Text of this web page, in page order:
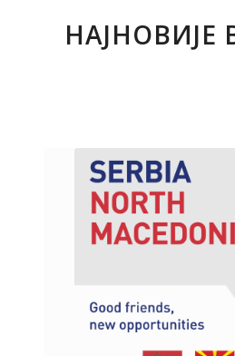
НАЈНОВИЈЕ